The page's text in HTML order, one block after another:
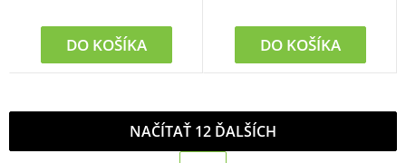
DO KOŠÍKA DO KOŠÍKA
NAČÍTAŤ 12 ĎALŠÍCH